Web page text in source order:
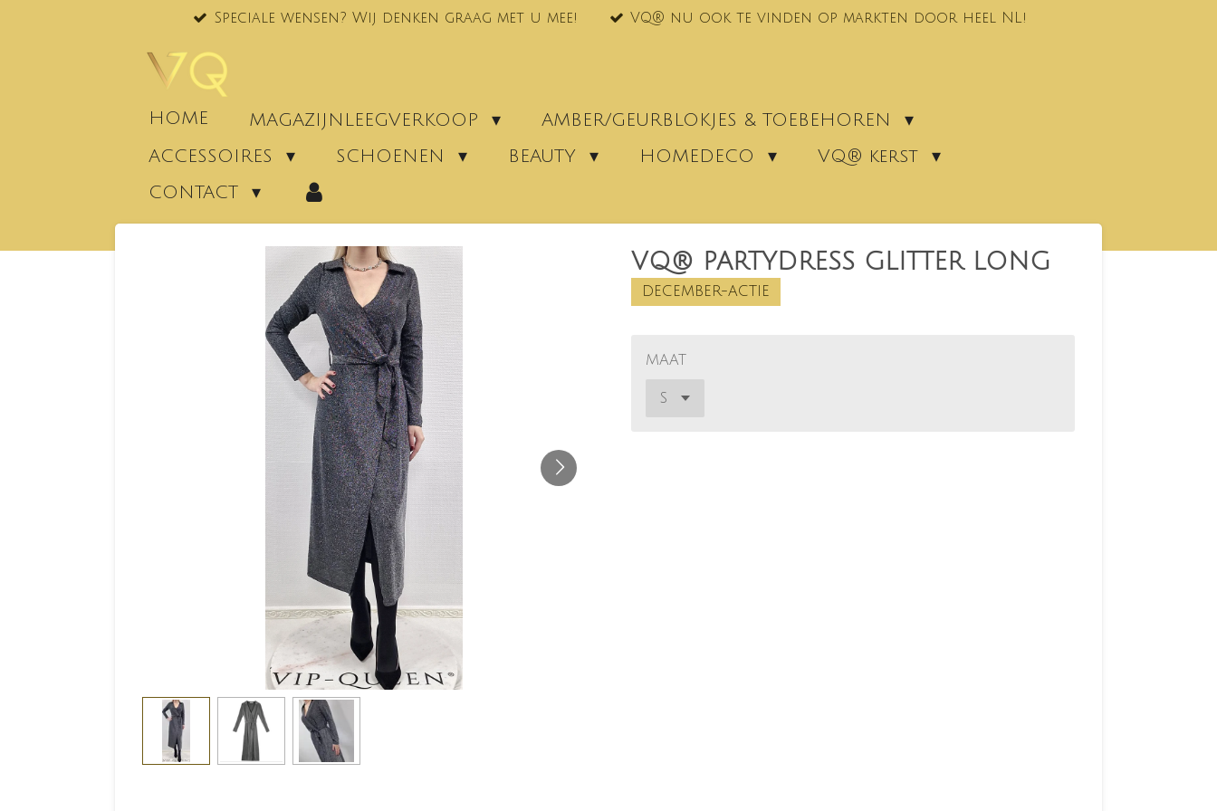
Speciale wensen? Wij denken graag met u mee! VQ® nu ook te vinden op markten door heel NL!
HOME MAGAZIJNLEEGVERKOOP
AMBER/GEURBLOKJES & TOEBEHOREN
ACCESSOIRES
SCHOENEN BEAUTY HOMEDECO
VQ® kerst
CONTACT
VQ® PARTYDRESS GLITTER LONG
DECEMBER-ACTIE
MAAT